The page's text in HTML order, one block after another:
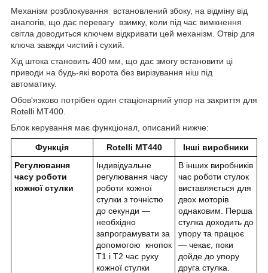
Механізм розблокування встановлений збоку, на відміну від
аналогів, що дає перевагу взимку, коли під час вимкнення
світла доводиться ключем відкривати цей механізм. Отвір для
ключа завжди чистий і сухий.
Хід штока становить 400 мм, що дає змогу встановити ці
приводи на будь-які ворота без вирізування ніш під
автоматику.
Обов'язково потрібен один стаціонарний упор на закриття для
Rotelli MT400.
Блок керування має функціонал, описаний нижче:
Функція Rotelli MT440
Інші виробники
Регулювання
часу роботи
кожної стулки
Індивідуальне
регулювання часу
роботи кожної
стулки з точністю
до секунди —
необхідно
запрограмувати за
допомогою кнопок
Т1 і Т2 час руху
кожної стулки
В інших виробників
час роботи стулок
виставляється для
двох моторів
однаковим. Перша
стулка доходить до
упору та працює
— чекає, поки
дойде до упору
друга стулка.